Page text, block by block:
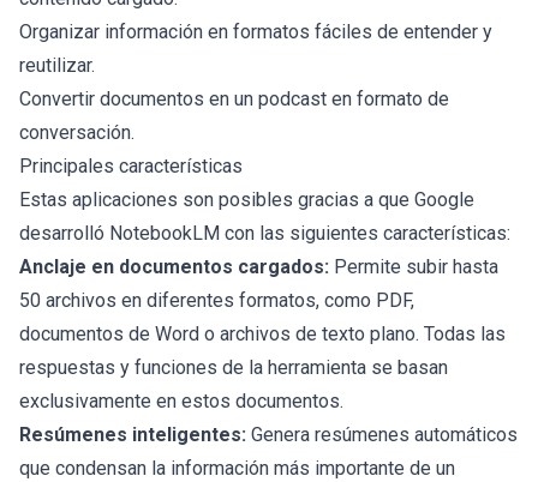
Organizar información en formatos fáciles de entender y
reutilizar.
Convertir documentos en un podcast en formato de
conversación.
Principales características
Estas aplicaciones son posibles gracias a que Google
desarrolló NotebookLM con las siguientes características:
Anclaje en documentos cargados: Permite subir hasta
50 archivos en diferentes formatos, como PDF,
documentos de Word o archivos de texto plano. Todas las
respuestas y funciones de la herramienta se basan
exclusivamente en estos documentos.
Resúmenes inteligentes: Genera resúmenes automáticos
que condensan la información más importante de un